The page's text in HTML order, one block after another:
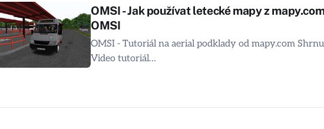
OMSI - Jak používat letecké mapy z
OMSI
OMSI - Tutoriál na aerial podklady od mapy.com
Video tutoriál…